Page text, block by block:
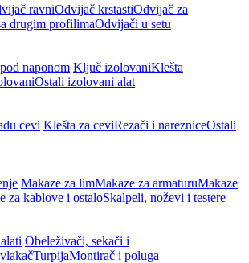
ravniOdvijač krstastiOdvijač za
drugim profilimaOdvijači u setu
naponom Ključ izolovaniKlešta
Ostali izolovani alat
cevi Klešta za ceviRezači i narezniceOstali
Makaze za limMakaze za armaturuMakaze
za kablove i ostaloSkalpeli, noževi i testere
Obeleživači, sekači i
TurpijaMontirač i poluga